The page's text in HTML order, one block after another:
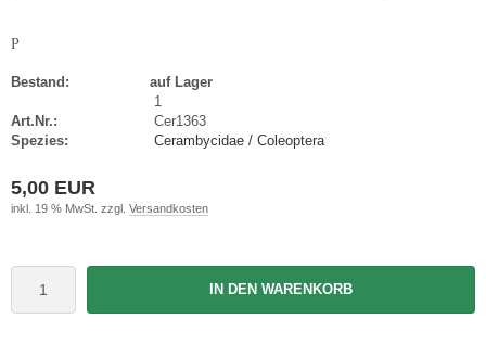
P
Bestand:
auf Lager
1
Art.Nr.:
Cer1363
Spezies:
Cerambycidae / Coleoptera
5,00 EUR
inkl. 19 % MwSt. zzgl. Versandkosten
IN DEN WARENKORB